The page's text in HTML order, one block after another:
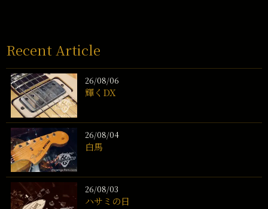
Recent Article
26/08/06
輝くDX
26/08/04
白馬
26/08/03
ハサミの日